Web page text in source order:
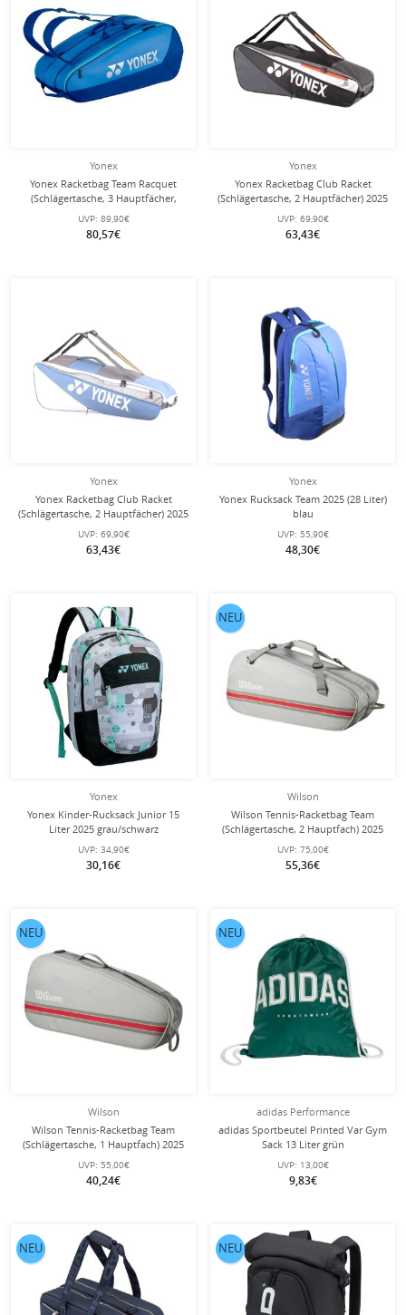
Yonex
Yonex Racketbag Team Racquet
(Schlägertasche, 3 Hauptfächer,
Schuhfach) 2025 blau 9er
UVP: 89,90€
80,57€
Yonex
Yonex Racketbag Club Racket
(Schlägertasche, 2 Hauptfächer) 2025
schwarz 6er
UVP: 69,90€
63,43€
Yonex
Yonex Racketbag Club Racket
(Schlägertasche, 2 Hauptfächer) 2025
hellblau 6er
UVP: 69,90€
63,43€
Yonex
Yonex Rucksack Team 2025 (28 Liter)
blau
UVP: 55,90€
48,30€
Yonex
Yonex Kinder-Rucksack Junior 15
Liter 2025 grau/schwarz
UVP: 34,90€
30,16€
Wilson
Wilson Tennis-Racketbag Team
(Schlägertasche, 2 Hauptfach) 2025
grau 6er
UVP: 75,00€
55,36€
NEU
Wilson
Wilson Tennis-Racketbag Team
(Schlägertasche, 1 Hauptfach) 2025
grau 3er
UVP: 55,00€
40,24€
NEU
adidas Performance
adidas Sportbeutel Printed Var Gym
Sack 13 Liter grün
UVP: 13,00€
9,83€
NEU
NEU NEU